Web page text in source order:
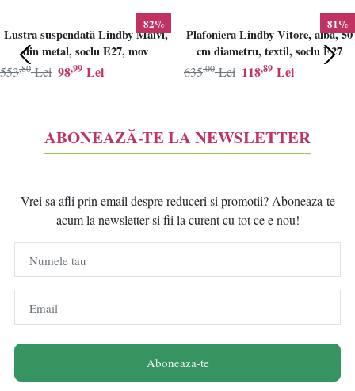
82%
Lustra suspendată Lindby Maivi,
din metal, soclu E27, mov
98,99 Lei
553,80 Lei
81%
Plafoniera Lindby Vitore, alba, 50
cm diametru, textil, soclu E27
118,89 Lei
635,00 Lei
ABONEAZĂ-TE LA NEWSLETTER
Vrei sa afli prin email despre reduceri si promotii? Aboneaza-te
acum la newsletter si fii la curent cu tot ce e nou!
Numele tau
Email
Aboneaza-te